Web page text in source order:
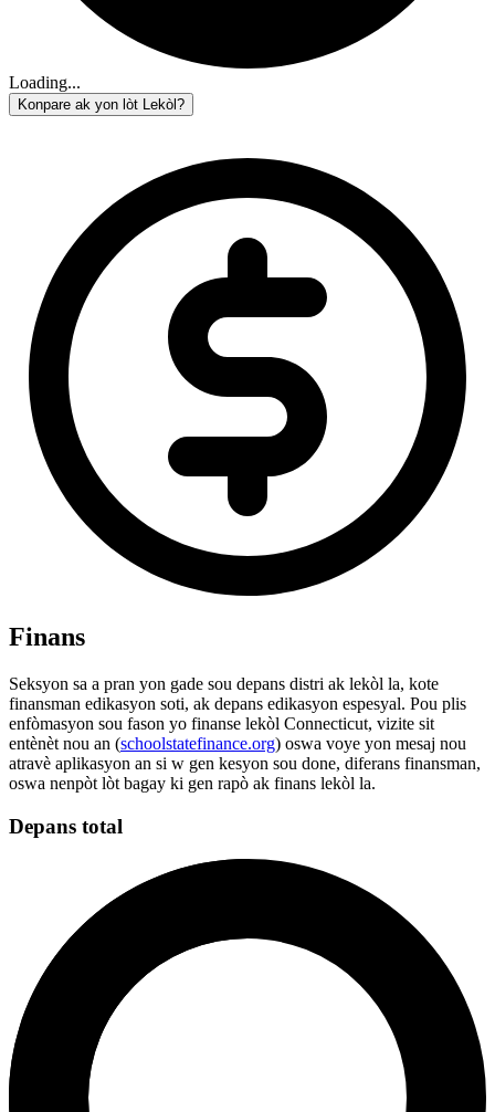
Loading...
Konpare ak yon lòt Lekòl?
Finans
Seksyon sa a pran yon gade sou depans distri ak lekòl la, kote
finansman edikasyon soti, ak depans edikasyon espesyal. Pou plis
enfòmasyon sou fason yo finanse lekòl Connecticut, vizite sit
entènèt nou an (schoolstatefinance.org) oswa voye yon mesaj nou
atravè aplikasyon an si w gen kesyon sou done, diferans finansman,
oswa nenpòt lòt bagay ki gen rapò ak finans lekòl la.
Depans total